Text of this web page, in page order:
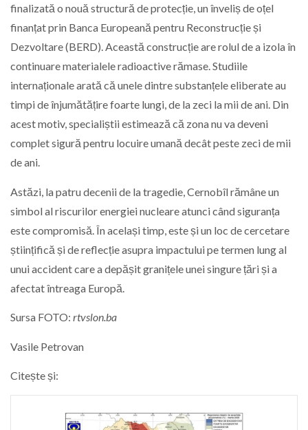
finalizată o nouă structură de protecție, un înveliș de oțel
finanțat prin Banca Europeană pentru Reconstrucție și
Dezvoltare (BERD). Această construcție are rolul de a izola în
continuare materialele radioactive rămase. Studiile
internaționale arată că unele dintre substanțele eliberate au
timpi de înjumătățire foarte lungi, de la zeci la mii de ani. Din
acest motiv, specialiștii estimează că zona nu va deveni
complet sigură pentru locuire umană decât peste zeci de mii
de ani.
Astăzi, la patru decenii de la tragedie, Cernobîl rămâne un
simbol al riscurilor energiei nucleare atunci când siguranța
este compromisă. În același timp, este și un loc de cercetare
științifică și de reflecție asupra impactului pe termen lung al
unui accident care a depășit granițele unei singure țări și a
afectat întreaga Europă.
Sursa FOTO: rtvslon.ba
Vasile Petrovan
Citește și: